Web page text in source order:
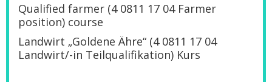
Qualified farmer (4 0811 17 04 Farmer
position) course
Landwirt „Goldene Ähre“ (4 0811 17 04
Landwirt/-in Teilqualifikation) Kurs